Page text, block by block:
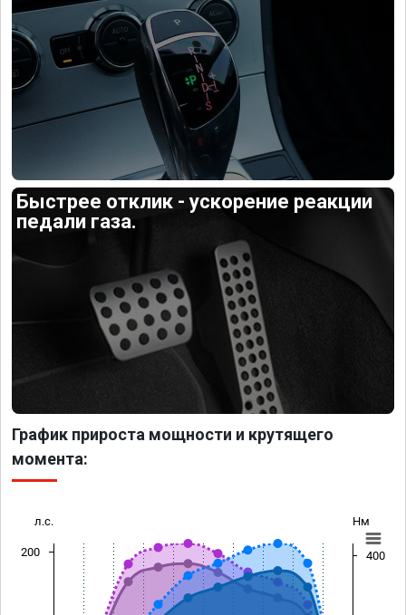
Быстрее отклик - ускорение реакции
педали газа.
График прироста мощности и крутящего
момента:
л.с. Нм
200 400